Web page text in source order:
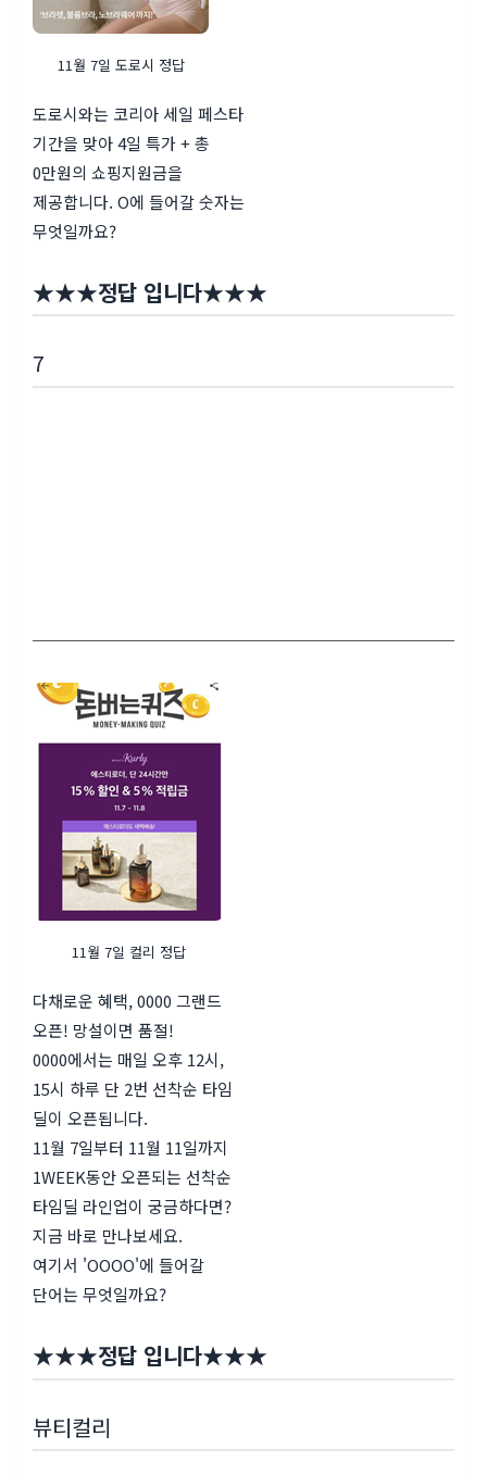
11월 7일 도로시 정답
도로시와는 코리아 세일 페스타
기간을 맞아 4일 특가 + 총
0만원의 쇼핑지원금을
제공합니다. O에 들어갈 숫자는
무엇일까요?
★★★정답 입니다★★★
7
11월 7일 컬리 정답
다채로운 혜택, 0000 그랜드
오픈! 망설이면 품절!
0000에서는 매일 오후 12시,
15시 하루 단 2번 선착순 타임
딜이 오픈됩니다.
11월 7일부터 11월 11일까지
1WEEK동안 오픈되는 선착순
타임딜 라인업이 궁금하다면?
지금 바로 만나보세요.
여기서 'OOOO'에 들어갈
단어는 무엇일까요?
★★★정답 입니다★★★
뷰티컬리